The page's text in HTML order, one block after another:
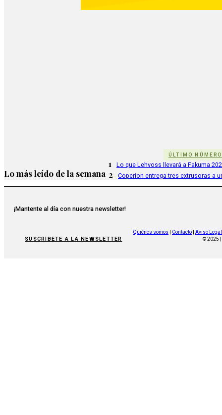
ÚLTIMO NÚMERO
Lo más leído de la semana
1 Lo que Lehvoss llevará a Fakuma
2 Coperion entrega tres extrusoras a
¡Mantente al día con nuestra newsletter!
SUSCRÍBETE A LA NEWSLETTER
Quiénes somos Contacto
Aviso Legal
© 2025